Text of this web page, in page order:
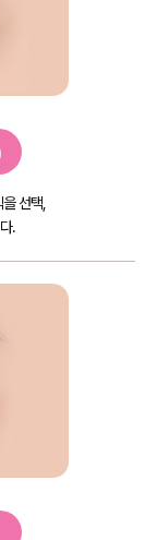
선택,
.